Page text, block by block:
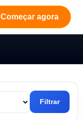
Começar agora
Filtrar